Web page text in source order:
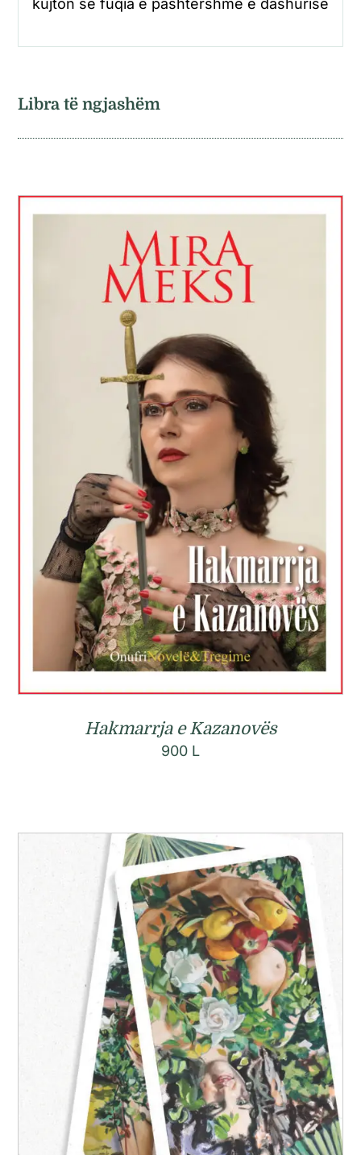
kujton se fuqia e pashtershme e dashurisë
Libra të ngjashëm
Hakmarrja e Kazanovës
900 L